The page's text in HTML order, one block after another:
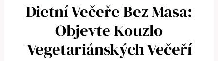
Dietní Večeře Bez Masa:
Objevte Kouzlo
Vegetariánských Večeří